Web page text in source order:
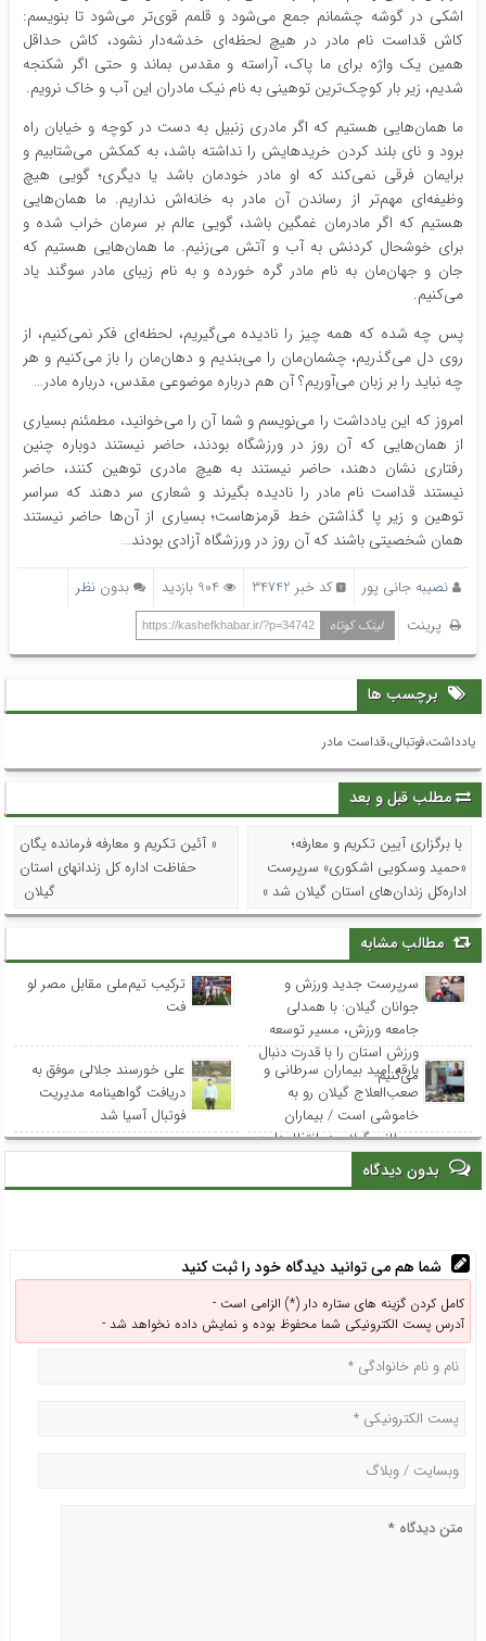
اشکی در گوشه چشمانم جمع می‌شود و قلمم قوی‌تر می‌شود تا بنویسم:
کاش قداست نام مادر در هیچ لحظه‌ای خدشه‌دار نشود، کاش حداقل
همین یک واژه برای ما پاک، آراسته و مقدس بماند و حتی اگر شکنجه
شدیم، زیر بار کوچک‌ترین توهینی به نام نیک مادران این آب و خاک نرویم.
ما همان‌هایی هستیم که اگر مادری زنبیل به دست در کوچه و خیابان راه
برود و نای بلند کردن خریدهایش را نداشته باشد، به کمکش می‌شتابیم و
برایمان فرقی نمی‌کند که او مادر خودمان باشد یا دیگری؛ گویی هیچ
وظیفه‌ای مهم‌تر از رساندن آن مادر به خانه‌اش نداریم. ما همان‌هایی
هستیم که اگر مادرمان غمگین باشد، گویی عالم بر سرمان خراب شده و
برای خوشحال کردنش به آب و آتش می‌زنیم. ما همان‌هایی هستیم که
جان و جهان‌مان به نام مادر گره خورده و به نام زیبای مادر سوگند یاد
می‌کنیم.
پس چه شده که همه چیز را نادیده می‌گیریم، لحظه‌ای فکر نمی‌کنیم، از
روی دل می‌گذریم، چشمان‌مان را می‌بندیم و دهان‌مان را باز می‌کنیم و هر
چه نباید را بر زبان می‌آوریم؟ آن هم درباره موضوعی مقدس، درباره مادر…
امروز که این یادداشت را می‌نویسم و شما آن را می‌خوانید، مطمئنم بسیاری
از همان‌هایی که آن روز در ورزشگاه بودند، حاضر نیستند دوباره چنین
رفتاری نشان دهند، حاضر نیستند به هیچ مادری توهین کنند، حاضر
نیستند قداست نام مادر را نادیده بگیرند و شعاری سر دهند که سراسر
توهین و زیر پا گذاشتن خط قرمزهاست؛ بسیاری از آن‌ها حاضر نیستند
همان شخصیتی باشند که آن روز در ورزشگاه آزادی بودند…
نصیبه جانی پور کد خبر 34742 904 بازدید
بدون نظر
پرینت
لینک کوتاه https://kashefkhabar.ir/?p=34742
برچسب ها
یادداشت،فوتبالی،قداست مادر
مطلب قبل و بعد
با برگزاری آیین تکریم و معارفه؛
«حمید وسکویی اشکوری» سرپرست
اداره‌کل زندان‌های استان گیلان شد »
« آئین تکریم و معارفه فرمانده یگان
حفاظت اداره کل زندانهای استان
گیلان
مطالب مشابه
سرپرست جدید ورزش و
جوانان گیلان: با همدلی
جامعه ورزش، مسیر توسعه
ورزش استان را با قدرت دنبال
می‌کنیم
ترکیب تیم‌ملی مقابل مصر لو
فت
بارقه امید بیماران سرطانی و
صعب‌العلاج گیلان رو به
خاموشی است / بیماران
سرطانی گیلان در انتظار دارو؛
مسئولان پاسخگو باشند
علی خورسند جلالی موفق به
دریافت گواهینامه مدیریت
فوتبال آسیا شد
بدون دیدگاه
شما هم می توانید دیدگاه خود را ثبت کنید
کامل کردن گزینه های ستاره دار (*) الزامی است -
آدرس پست الکترونیکی شما محفوظ بوده و نمایش داده نخواهد شد -